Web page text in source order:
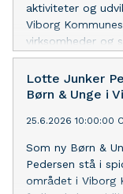
aktiviteter og
Viborg
virksomheder og
en del af det
Lotte Junker
Børn & Unge i
25.6.2026 10:00:00
Som ny Børn &
Pedersen stå i
området i Viborg